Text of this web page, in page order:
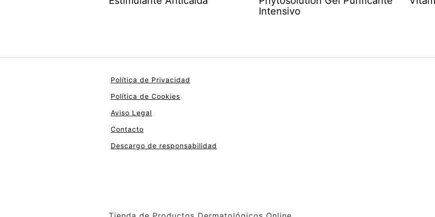
Intensivo
Política de Privacidad
Política de Cookies
Aviso Legal
Contacto
Descargo de responsabilidad